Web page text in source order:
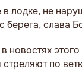
лодке, не
слава
новостях
стреляют по